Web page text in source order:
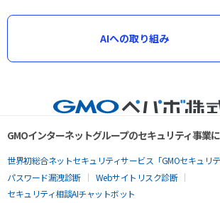
AIへの取り組み
GMOインターネットグループのセキュリティ事業
世界初総合ネットセキュリティサービス「GMOセキュリテ
パスワード漏洩診断
Webサイトリスク診断
セキュリティ相談AIチャットボット